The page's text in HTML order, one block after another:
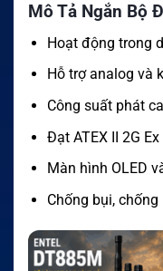
Mô Tả Ngắn Bộ
Hoạt động trong
Hỗ trợ analog và
Công suất phát
Đạt ATEX II 2G
Màn hình OLED
Chống bụi, chống